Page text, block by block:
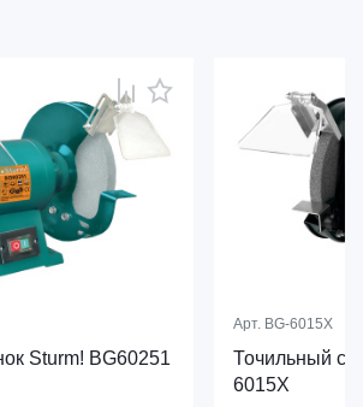
Sturm! BG60251
Арт. BG-6015X
Точильный
6015X